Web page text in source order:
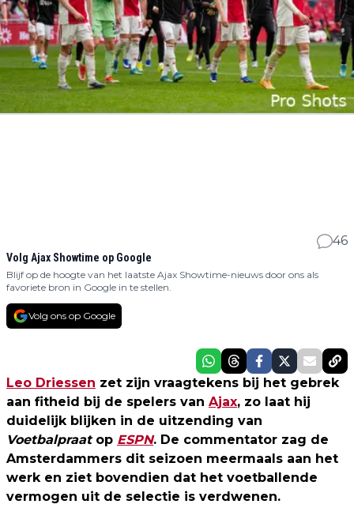
46
Volg Ajax Showtime op Google
Blijf op de hoogte van het laatste Ajax Showtime-nieuws door ons als
favoriete bron in Google in te stellen.
Volg ons op Google
Leo Driessen zet zijn vraagtekens bij het gebrek
aan fitheid bij de spelers van Ajax, zo laat hij
duidelijk blijken in de uitzending van
Voetbalpraat op ESPN. De commentator zag de
Amsterdammers dit seizoen meermaals aan het
werk en ziet bovendien dat het voetballende
vermogen uit de selectie is verdwenen.